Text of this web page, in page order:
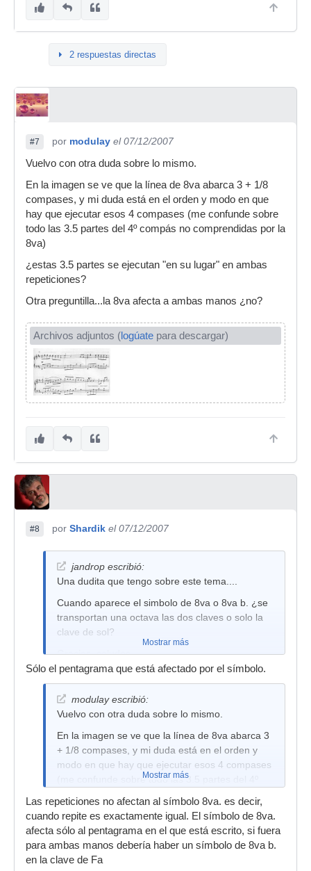
2 respuestas directas
#7 por modulay el 07/12/2007
Vuelvo con otra duda sobre lo mismo.
En la imagen se ve que la línea de 8va abarca 3 + 1/8
compases, y mi duda está en el orden y modo en que
hay que ejecutar esos 4 compases (me confunde sobre
todo las 3.5 partes del 4º compás no comprendidas por la
8va)
¿estas 3.5 partes se ejecutan "en su lugar" en ambas
repeticiones?
Otra preguntilla...la 8va afecta a ambas manos ¿no?
Archivos adjuntos (logúate para descargar)
#8 por Shardik el 07/12/2007
jandrop escribió:
Una dudita que tengo sobre este tema....
Cuando aparece el simbolo de 8va o 8va b. ¿se
transportan una octava las dos claves o solo la
clave de sol?
Gracias, saludos
Mostrar más
Sólo el pentagrama que está afectado por el símbolo.
modulay escribió:
Vuelvo con otra duda sobre lo mismo.
En la imagen se ve que la línea de 8va abarca 3
+ 1/8 compases, y mi duda está en el orden y
modo en que hay que ejecutar esos 4 compases
(me confunde sobre todo las 3.5 partes del 4º
¿estas 3.5 partes se ejecutan "en su lugar" en
ambas repeticiones?
Otra preguntilla...la 8va afecta a ambas manos
¿no?
Mostrar más
Las repeticiones no afectan al símbolo 8va. es decir,
cuando repite es exactamente igual. El símbolo de 8va.
afecta sólo al pentagrama en el que está escrito, si fuera
para ambas manos debería haber un símbolo de 8va b.
en la clave de Fa